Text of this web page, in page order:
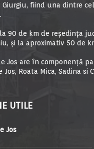
fiind una dintre
90 de km de reşedinţa
şi la aproximativ 50 de
Jos are în componență
Jos, Roata Mica, Sadina si
UTILE
Jos